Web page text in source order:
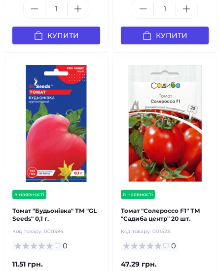
КУПИТИ КУПИТИ
в наявності
Томат "Будьонівка" ТМ "GL
Seeds" 0,1 г.
Код товару: 000384
0
11.51 грн.
в наявності
Томат "Солероссо F1" ТМ
"Садиба центр" 20 шт.
Код товару: 001523
0
47.29 грн.